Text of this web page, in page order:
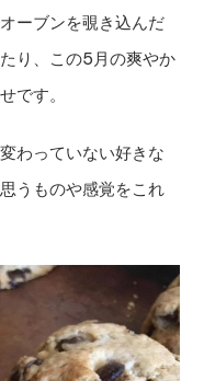
ーブンを覗き込んだ
り、この5月の爽やか
です。
わっていない好きな
うものや感覚をこれ